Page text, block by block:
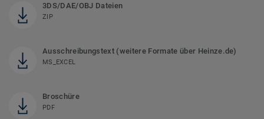
3DS/DAE/OBJ Dateien
ZIP
Ausschreibungstext (weitere Formate über Heinze.de)
MS_EXCEL
Broschüre
PDF